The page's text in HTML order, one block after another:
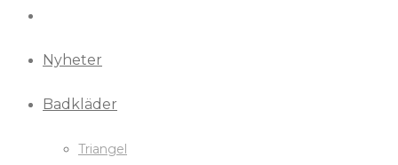
Nyheter
Badkläder
Triangel